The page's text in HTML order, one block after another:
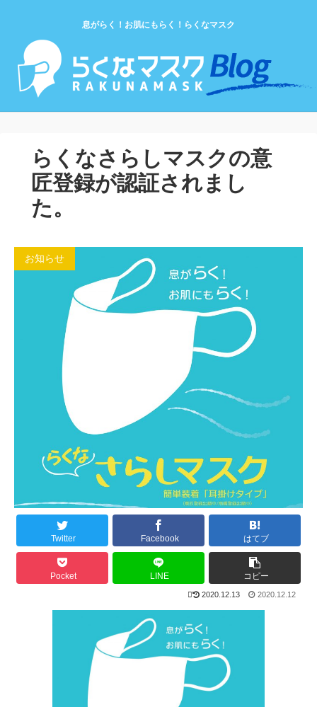
息がらく！お肌にもらく！らくなマスク
らくなさらしマスクの意
匠登録が認証されまし
た。
お知らせ
Twitter Facebook はてブ
Pocket LINE コピー
2020.12.13 2020.12.12